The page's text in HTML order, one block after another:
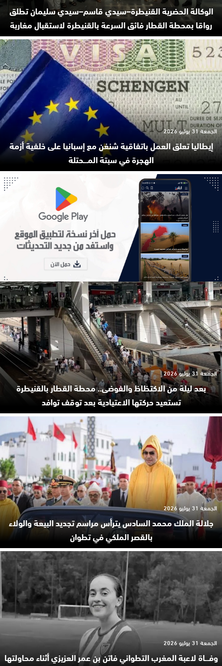
الوكالة الحضرية القنيطرة–سيدي قاسم–سيدي سليمان تطلق
رواقا بمحطة القطار فائق السرعة بالقنيطرة لاستقبال مغاربة
إيطاليا تعلق العمل باتفاقية شنغن مع إسبانيا على خلفية أزمة
الهجرة في سبتة المـ.ـحتلة
الجمعة 31 يوليو 2026
بعد ليلة من الاكتظاظ والفوضى.. محطة القطار بالقنيطرة
تستعيد حركتها الاعتيادية بعد توقف توافد
الجمعة 31 يوليو 2026
جلالة الملك محمد السادس يترأس مراسم تجديد البيعة والولاء
بالقصر الملكي في تطوان
الجمعة 31 يوليو 2026
وفـ.ـاة لاعبة المغرب التطواني فاتن بن عمر العزيزي أثناء محاولتها
الجمعة 31 يوليو 2026